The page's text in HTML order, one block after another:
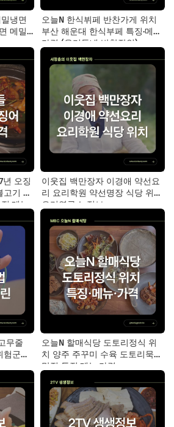
냉면
메밀
오늘N 한식뷔페 반찬가게 위치
부산 해운대 한식부페 특징·메뉴·
가격 (우리동네 반찬장인)
년 오징
기 오
메뉴·
이웃집 백만장자 이경애 약선요
리 요리학원 약선명장 식당 위치
요리연구소 정보
무줄
군｜
오늘N 할매식당 도토리정식 위
치 양주 주꾸미 수육 도토리묵
맛집 특징·메뉴·가격